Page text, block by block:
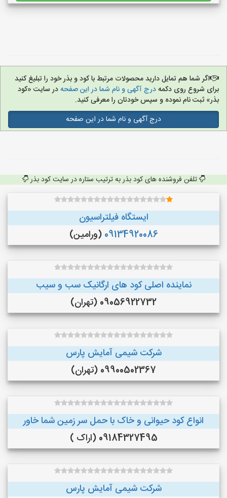
اگر شما هم تمایل دارید محصولات مرتبط با کود و بذر خود را تبلیغ کنید
برای شروع روی دکمهدرج آگهی و نام شما در این صفحهدر سایت «کود
بذر» ثبت نام نموده و سپس خودتان را معرفی کنید.
درج آگهی و نام شما در این صفحه
تلفن فروشنده های کود بذر به ترتیب ستاره در سایت کود بذر
ایستگاه فیلتراسیون
09134920086 (ورامین)
نماینده اصلی کود های ارگانیک سب و سیب
09056922732 (تهران)
شرکت شیمی آمایش پارس
09900502367 (تهران)
انواع کود حیوانی و خاک با حمل سر زمین شما خاور
09184327495 (اراک )
شرکت شیمی آمایش پارس